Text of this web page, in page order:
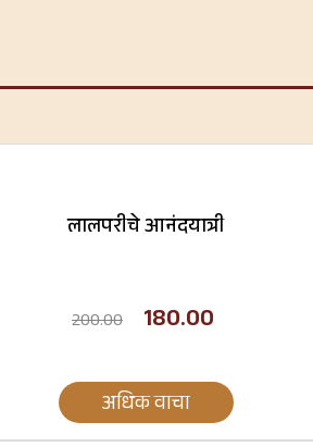
लालपरीचे आनंदयात्री
200.00 180.00
अधिक वाचा